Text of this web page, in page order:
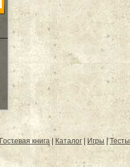
Гостевая книга| Каталог Игры |Тесты